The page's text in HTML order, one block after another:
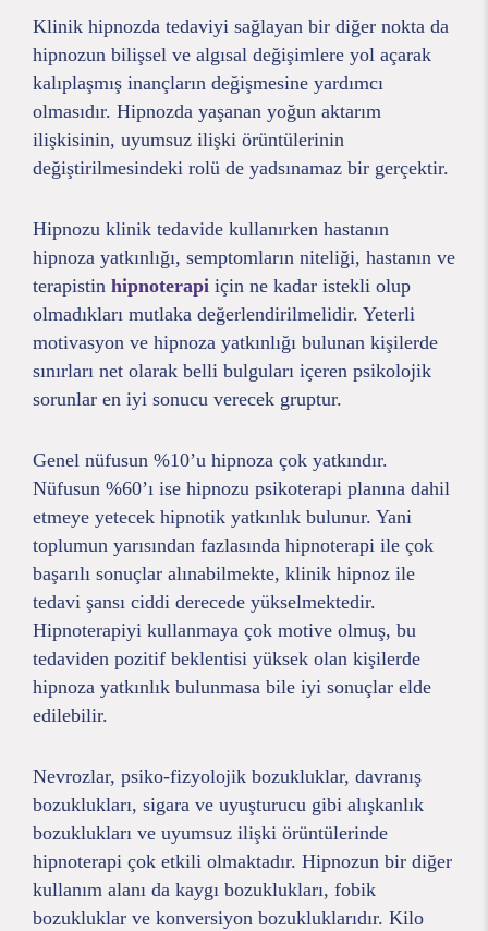
Klinik hipnozda tedaviyi sağlayan bir diğer nokta da
hipnozun bilişsel ve algısal değişimlere yol açarak
kalıplaşmış inançların değişmesine yardımcı
olmasıdır. Hipnozda yaşanan yoğun aktarım
ilişkisinin, uyumsuz ilişki örüntülerinin
değiştirilmesindeki rolü de yadsınamaz bir gerçektir.
Hipnozu klinik tedavide kullanırken hastanın
hipnoza yatkınlığı, semptomların niteliği, hastanın ve
terapistin hipnoterapi için ne kadar istekli olup
olmadıkları mutlaka değerlendirilmelidir. Yeterli
motivasyon ve hipnoza yatkınlığı bulunan kişilerde
sınırları net olarak belli bulguları içeren psikolojik
sorunlar en iyi sonucu verecek gruptur.
Genel nüfusun %10’u hipnoza çok yatkındır.
Nüfusun %60’ı ise hipnozu psikoterapi planına dahil
etmeye yetecek hipnotik yatkınlık bulunur. Yani
toplumun yarısından fazlasında hipnoterapi ile çok
başarılı sonuçlar alınabilmekte, klinik hipnoz ile
tedavi şansı ciddi derecede yükselmektedir.
Hipnoterapiyi kullanmaya çok motive olmuş, bu
tedaviden pozitif beklentisi yüksek olan kişilerde
hipnoza yatkınlık bulunmasa bile iyi sonuçlar elde
edilebilir.
Nevrozlar, psiko-fizyolojik bozukluklar, davranış
bozuklukları, sigara ve uyuşturucu gibi alışkanlık
bozuklukları ve uyumsuz ilişki örüntülerinde
hipnoterapi çok etkili olmaktadır. Hipnozun bir diğer
kullanım alanı da kaygı bozuklukları, fobik
bozukluklar ve konversiyon bozukluklarıdır. Kilo